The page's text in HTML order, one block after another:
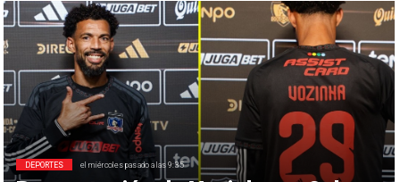
DEPORTES el miércoles pasado a las 9:35